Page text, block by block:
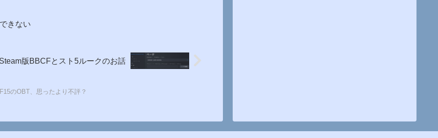
きない
Steam版BBCFとスト5ルークのお話
のOBT、思ったより不評？